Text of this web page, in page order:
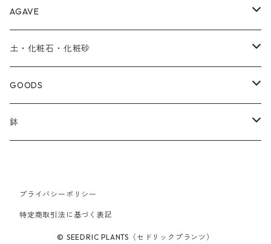
AGAVE
SEEDRIC Signature
SEEDRIC Heritage
SEEDRIC Scion
SEEDRIC Select
土・化粧石・化粧砂
アガベ用の土
化粧石・化粧砂
GOODS
ソイルスティック
アパレル
鉢
2.5号鉢
プライバシーポリシー
特定商取引法に基づく表記
© SEEDRIC PLANTS（セドリックプランツ）